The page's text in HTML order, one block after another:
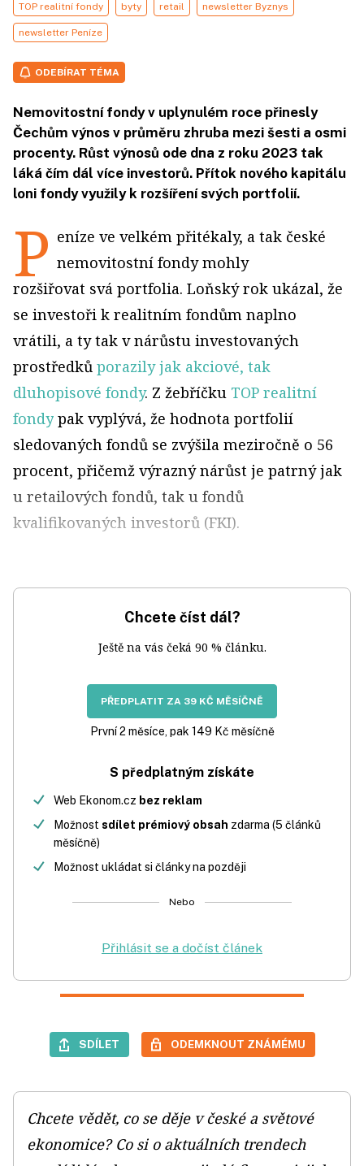
TOP realitní fondy byty retail newsletter Byznys
newsletter Peníze
ODEBÍRAT TÉMA
Nemovitostní fondy v uplynulém roce přinesly
Čechům výnos v průměru zhruba mezi šesti a osmi
procenty. Růst výnosů ode dna z roku 2023 tak
láká čím dál více investorů. Přítok nového kapitálu
loni fondy využily k rozšíření svých portfolií.
P eníze ve velkém přitékaly, a tak české
nemovitostní fondy mohly
rozšiřovat svá portfolia. Loňský rok ukázal, že
se investoři k realitním fondům naplno
vrátili, a ty tak v nárůstu investovaných
prostředků porazily jak akciové, tak
dluhopisové fondy. Z žebříčku TOP realitní
fondy pak vyplývá, že hodnota portfolií
sledovaných fondů se zvýšila meziročně o 56
procent, přičemž výrazný nárůst je patrný jak
u retailových fondů, tak u fondů
kvalifikovaných investorů (FKI).
Chcete číst dál?
Ještě na vás čeká 90 % článku.
PŘEDPLATIT ZA 39 KČ MĚSÍČNĚ
První 2 měsíce, pak 149 Kč měsíčně
S předplatným získáte
Web Ekonom.cz bez reklam
Možnost sdílet prémiový obsah zdarma (5 článků
měsíčně)
Možnost ukládat si články na později
Nebo
Přihlásit se a dočíst článek
SDÍLET ODEMKNOUT ZNÁMÉMU
Chcete vědět, co se děje v české a světové
ekonomice? Co si o aktuálních trendech